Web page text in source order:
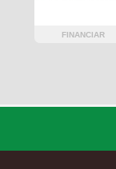
FINANCIAR